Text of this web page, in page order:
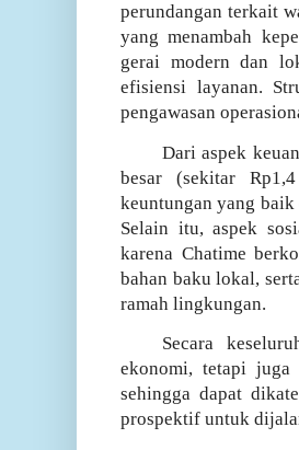
perundangan terkait
yang menambah
gerai modern dan
efisiensi layanan.
pengawasan
Dari aspek
besar (sekitar
keuntungan yang
Selain itu, aspek
karena Chatime
bahan baku lokal,
ramah lingkungan.
Secara
ekonomi, tetapi juga
sehingga dapat
prospektif untuk